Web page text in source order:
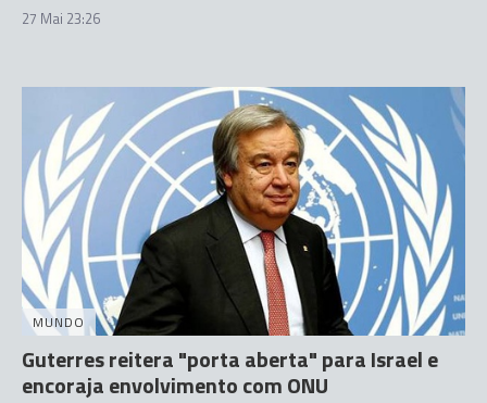
27 Mai 23:26
MUNDO
Guterres reitera "porta aberta" para Israel e
encoraja envolvimento com ONU